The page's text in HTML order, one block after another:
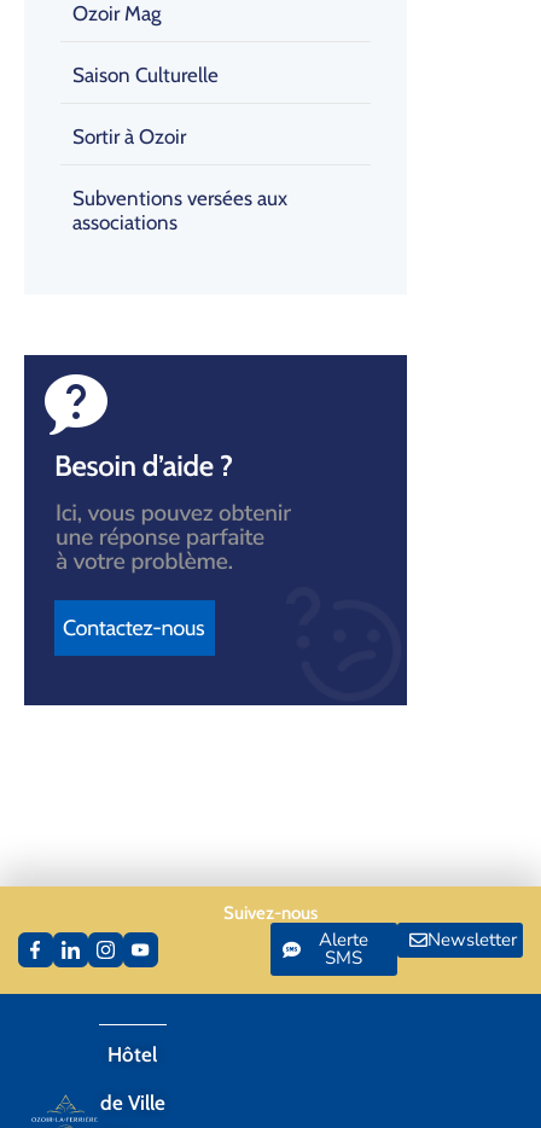
Ozoir Mag
Saison Culturelle
Sortir à Ozoir
Subventions versées aux
associations
Hôtel
de Ville
Suivez-nous
Alerte
SMS
Newsletter